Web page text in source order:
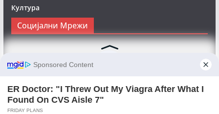
Култура
Социјални Мрежи
Следете нè на Фејсбук за да сте во тек со најновите